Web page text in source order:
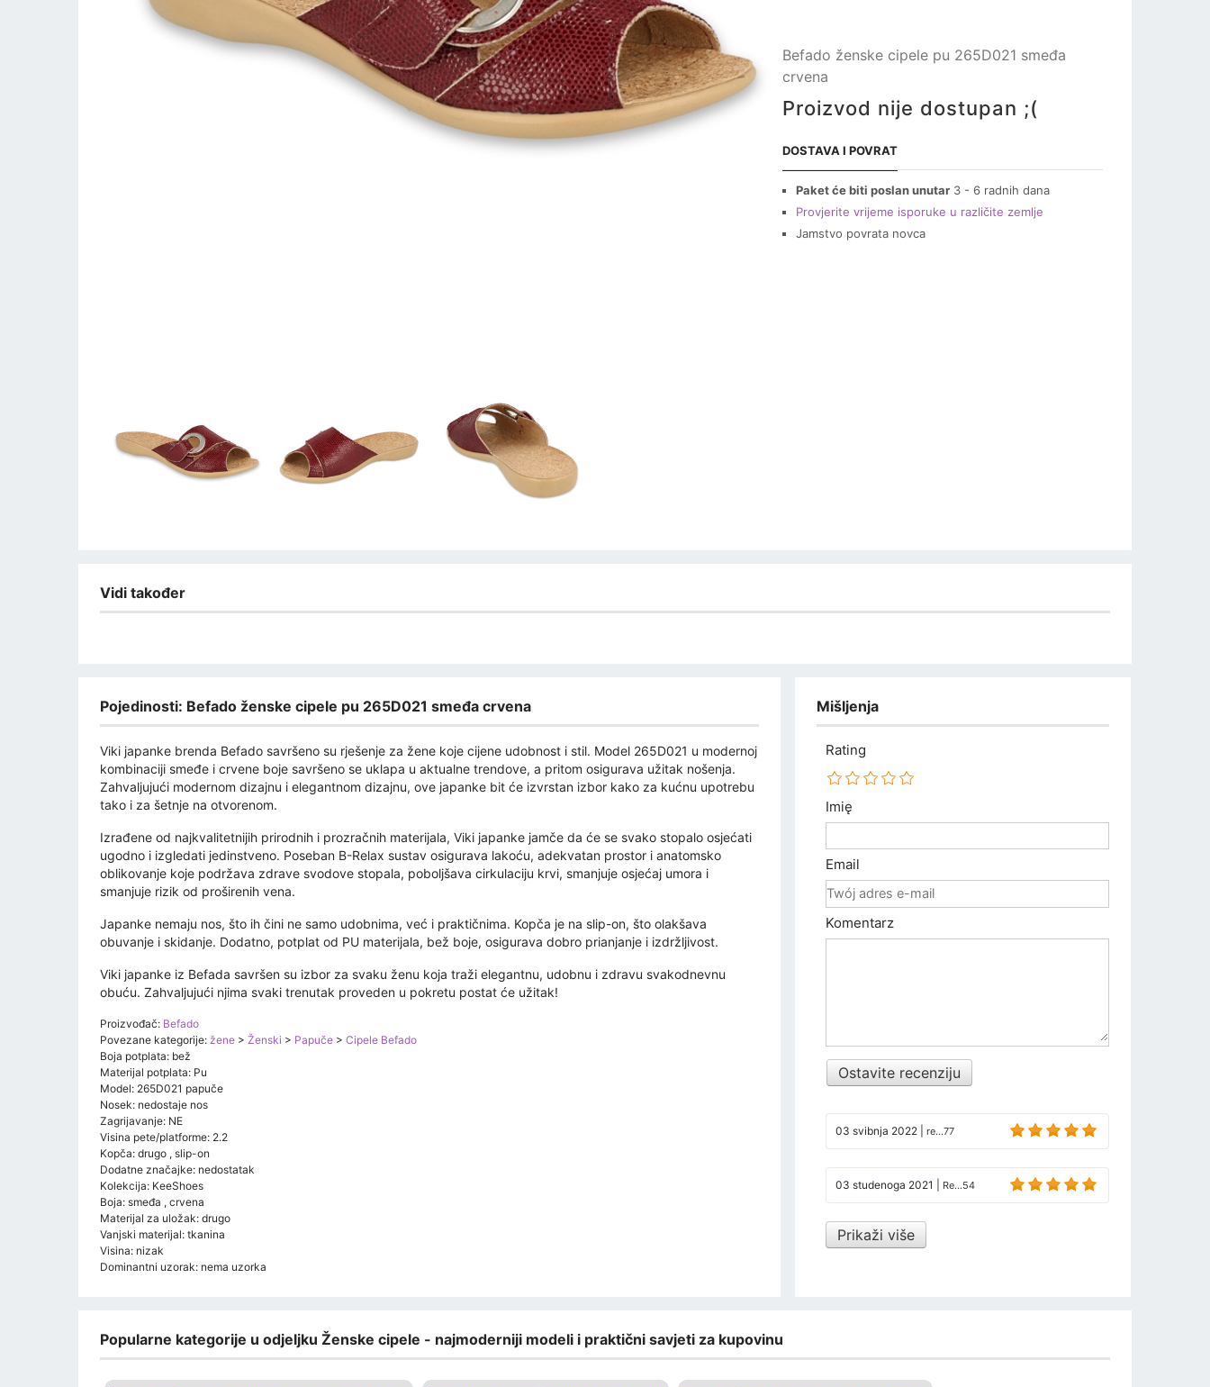
Befado ženske cipele pu 265D021 smeđa
crvena
Proizvod nije dostupan ;(
DOSTAVA I POVRAT
Paket će biti poslan unutar 3 - 6 radnih dana
Provjerite vrijeme isporuke u različite zemlje
Jamstvo povrata novca
Vidi također
Pojedinosti: Befado ženske cipele pu 265D021 smeđa crvena
Viki japanke brenda Befado savršeno su rješenje za žene koje cijene udobnost i stil. Model 265D021 u modernoj
kombinaciji smeđe i crvene boje savršeno se uklapa u aktualne trendove, a pritom osigurava užitak nošenja.
Zahvaljujući modernom dizajnu i elegantnom dizajnu, ove japanke bit će izvrstan izbor kako za kućnu upotrebu
tako i za šetnje na otvorenom.
Izrađene od najkvalitetnijih prirodnih i prozračnih materijala, Viki japanke jamče da će se svako stopalo osjećati
ugodno i izgledati jedinstveno. Poseban B-Relax sustav osigurava lakoću, adekvatan prostor i anatomsko
oblikovanje koje podržava zdrave svodove stopala, poboljšava cirkulaciju krvi, smanjuje osjećaj umora i
smanjuje rizik od proširenih vena.
Japanke nemaju nos, što ih čini ne samo udobnima, već i praktičnima. Kopča je na slip-on, što olakšava
obuvanje i skidanje. Dodatno, potplat od PU materijala, bež boje, osigurava dobro prianjanje i izdržljivost.
Viki japanke iz Befada savršen su izbor za svaku ženu koja traži elegantnu, udobnu i zdravu svakodnevnu
obuću. Zahvaljujući njima svaki trenutak proveden u pokretu postat će užitak!
Proizvođač: Befado
Povezane kategorije: žene > Ženski > Papuče > Cipele Befado
Boja potplata: bež
Materijal potplata: Pu
Model: 265D021 papuče
Nosek: nedostaje nos
Zagrijavanje: NE
Visina pete/platforme: 2.2
Kopča: drugo , slip-on
Dodatne značajke: nedostatak
Kolekcija: KeeShoes
Boja: smeđa , crvena
Materijal za uložak: drugo
Vanjski materijal: tkanina
Visina: nizak
Dominantni uzorak: nema uzorka
Mišljenja
Rating
Imię
Email
Komentarz
Ostavite recenziju
03 svibnja 2022 re...77
03 studenoga 2021 Re...54
Prikaži više
Popularne kategorije u odjeljku Ženske cipele - najmoderniji modeli i praktični savjeti za kupovinu